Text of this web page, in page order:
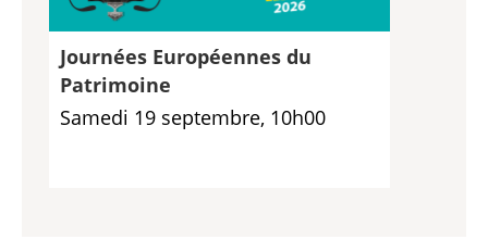
Journées Européennes du
Patrimoine
Samedi 19 septembre, 10h00